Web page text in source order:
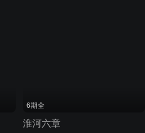
6期全
淮河六章